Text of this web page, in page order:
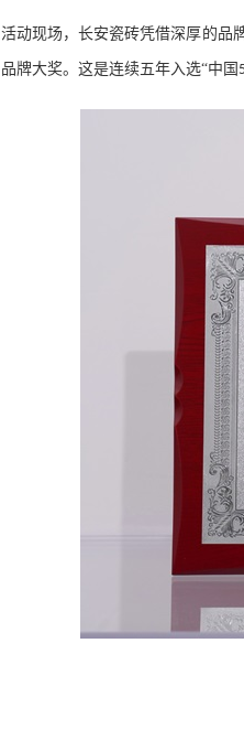
活动现场，长安瓷砖凭借深厚的品
品牌大奖。 这是连续五年入选“中国